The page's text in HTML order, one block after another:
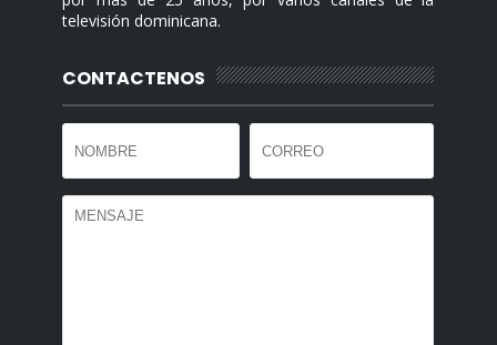
televisión dominicana.
CONTACTENOS